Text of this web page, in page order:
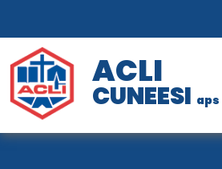
ACLI
CUNEESI aps